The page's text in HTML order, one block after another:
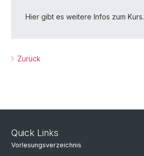
Hier gibt es weitere Infos zum Kurs.
Zurück
Quick Links
Vorlesungsverzeichnis